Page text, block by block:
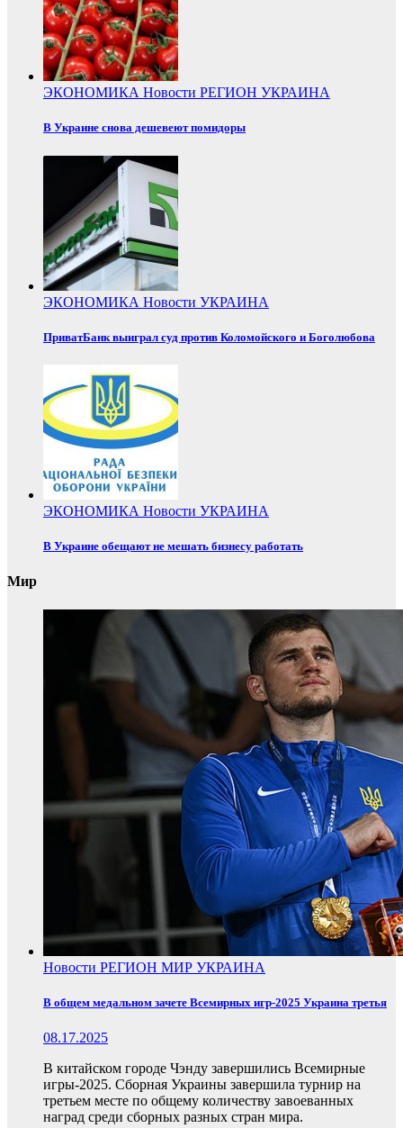
ЭКОНОМИКА Новости РЕГИОН УКРАИНА
В Украине снова дешевеют помидоры
ЭКОНОМИКА Новости УКРАИНА
ПриватБанк выиграл суд против Коломойского и Боголюбова
ЭКОНОМИКА Новости УКРАИНА
В Украине обещают не мешать бизнесу работать
Мир
Новости РЕГИОН МИР УКРАИНА
В общем медальном зачете Всемирных игр-2025 Украина третья
08.17.2025
В китайском городе Чэнду завершились Всемирные
игры-2025. Сборная Украины завершила турнир на
третьем месте по общему количеству завоеванных
наград среди сборных разных стран мира.